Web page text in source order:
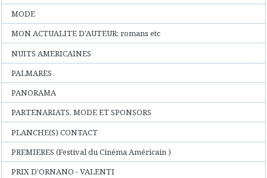
MODE
MON ACTUALITE D'AUTEUR: romans etc
NUITS AMERICAINES
PALMARES
PANORAMA
PARTENARIATS, MODE ET SPONSORS
PLANCHE(S) CONTACT
PREMIERES (Festival du Cinéma Américain )
PRIX D'ORNANO - VALENTI